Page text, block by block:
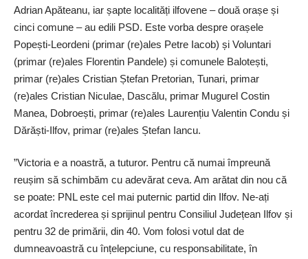
Adrian Apăteanu, iar șapte localități ilfovene – două orașe și
cinci comune – au edili PSD. ­Este vorba despre orașele
Popești-Leordeni (primar (re)ales Petre Iacob) și Voluntari
(primar (re)ales Florentin Pandele) și comunele Balotești,
primar (re)ales Cristian Ștefan Pretorian, Tunari, primar
(re)ales Cristian Niculae, Dascălu, primar Mugurel Costin
Manea, Dobroești, primar (re)ales Laurențiu Valentin Condu și
Dărăști-Ilfov, primar (re)ales Ștefan Iancu.
”Victoria e a noastră, a tuturor. Pentru că numai împreună
reușim să schimbăm cu adevărat ceva. Am arătat din nou că
se poate: PNL este cel mai puternic partid din Ilfov. Ne-ați
acordat încrederea și sprijinul pentru Consiliul Județean Ilfov și
pentru 32 de primării, din 40. Vom folosi votul dat de
dumneavoastră cu înțelepciune, cu responsabilitate, în